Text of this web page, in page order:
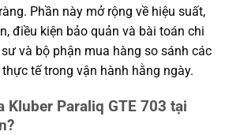
Phần này mở rộng về hiệu suất,
điều kiện bảo quản và bài toán chi
và bộ phận mua hàng so sánh các
tế trong vận hành hằng ngày.
Kluber Paraliq GTE 703 tại